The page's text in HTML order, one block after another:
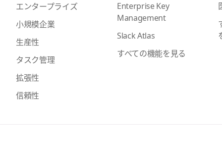
エンタープライズ
小規模企業
生産性
タスク管理
拡張性
信頼性
Enterprise Key
Management
Slack Atlas
すべての機能を見る